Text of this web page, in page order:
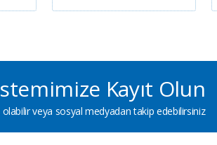
Kayıt Olun
veya sosyal medyadan takip edebilirsiniz